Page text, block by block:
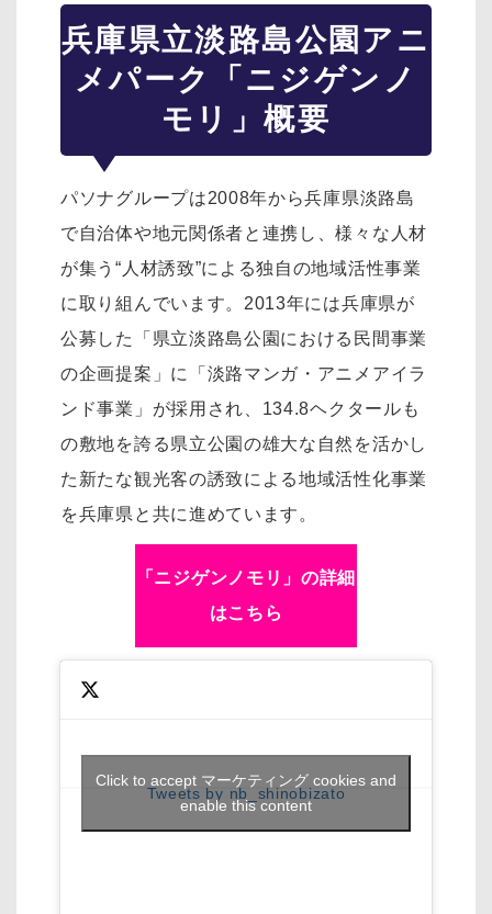
兵庫県立淡路島公園アニ
メパーク「ニジゲンノ
モリ」概要
パソナグループは2008年から兵庫県淡路島
で自治体や地元関係者と連携し、様々な人材
が集う“人材誘致”による独自の地域活性事業
に取り組んでいます。2013年には兵庫県が
公募した「県立淡路島公園における民間事業
の企画提案」に「淡路マンガ・アニメアイラ
ンド事業」が採用され、134.8ヘクタールも
の敷地を誇る県立公園の雄大な自然を活かし
た新たな観光客の誘致による地域活性化事業
を兵庫県と共に進めています。
「ニジゲンノモリ」の詳細
はこちら
Tweets by nb_shinobizato
Click to accept マーケティング cookies and
enable this content